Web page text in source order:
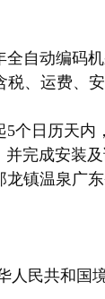
自动编码机
税、运费、
5个日历天内
完成安装及
龙镇温泉广
人民共和国